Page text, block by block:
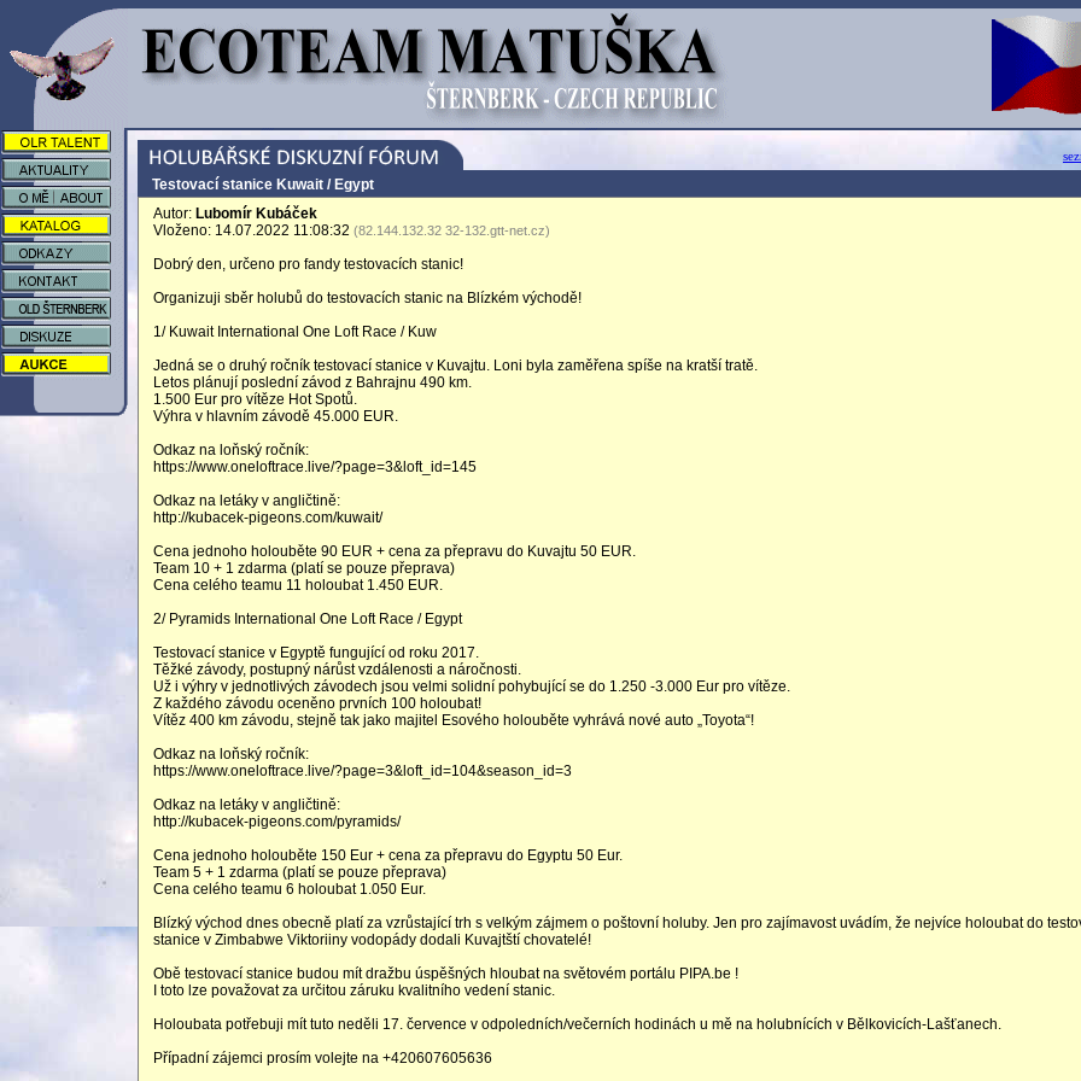
Testovací stanice Kuwait / Egypt
Autor: Lubomír Kubáček
Vloženo: 14.07.2022 11:08:32 (82.144.132.32 32-132.gtt-net.cz)
Dobrý den, určeno pro fandy testovacích stanic!
Organizuji sběr holubů do testovacích stanic na Blízkém východě!
1/ Kuwait International One Loft Race / Kuw
Jedná se o druhý ročník testovací stanice v Kuvajtu. Loni byla zaměřena spíše na kratší tratě.
Letos plánují poslední závod z Bahrajnu 490 km.
1.500 Eur pro vítěze Hot Spotů.
Výhra v hlavním závodě 45.000 EUR.
Odkaz na loňský ročník:
https://www.oneloftrace.live/?page=3&loft_id=145
Odkaz na letáky v angličtině:
http://kubacek-pigeons.com/kuwait/
Cena jednoho holouběte 90 EUR + cena za přepravu do Kuvajtu 50 EUR.
Team 10 + 1 zdarma (platí se pouze přeprava)
Cena celého teamu 11 holoubat 1.450 EUR.
2/ Pyramids International One Loft Race / Egypt
Testovací stanice v Egyptě fungující od roku 2017.
Těžké závody, postupný nárůst vzdálenosti a náročnosti.
Už i výhry v jednotlivých závodech jsou velmi solidní pohybující se do 1.250 -3.000 Eur pro vítěze.
Z každého závodu oceněno prvních 100 holoubat!
Vítěz 400 km závodu, stejně tak jako majitel Esového holouběte vyhrává nové auto „Toyota“!
Odkaz na loňský ročník:
https://www.oneloftrace.live/?page=3&loft_id=104&season_id=3
Odkaz na letáky v angličtině:
http://kubacek-pigeons.com/pyramids/
Cena jednoho holouběte 150 Eur + cena za přepravu do Egyptu 50 Eur.
Team 5 + 1 zdarma (platí se pouze přeprava)
Cena celého teamu 6 holoubat 1.050 Eur.
Blízký východ dnes obecně platí za vzrůstající trh s velkým zájmem o poštovní holuby. Jen pro zajímavost uvádím, že nejvíce holoubat do
stanice v Zimbabwe Viktoriiny vodopády dodali Kuvajtští chovatelé!
Obě testovací stanice budou mít dražbu úspěšných hloubat na světovém portálu PIPA.be !
I toto lze považovat za určitou záruku kvalitního vedení stanic.
Holoubata potřebuji mít tuto neděli 17. července v odpoledních/večerních hodinách u mě na holubnících v Bělkovicích-Lašťanech.
Případní zájemci prosím volejte na +420607605636